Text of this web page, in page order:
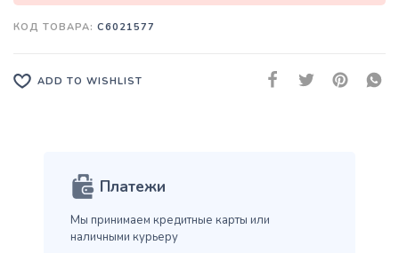
КОД ТОВАРА: C6021577
ADD TO WISHLIST
Платежи
Мы принимаем кредитные карты или
наличными курьеру